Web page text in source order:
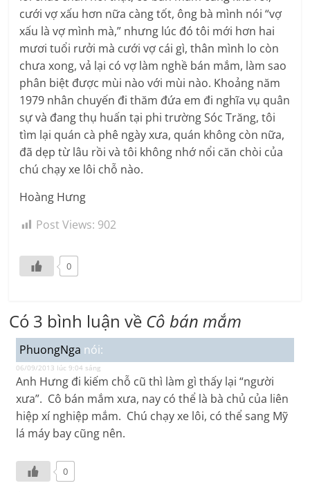
cưới vợ xấu hơn nữa càng tốt, ông bà mình nói “vợ
xấu là vợ mình mà,” nhưng lúc đó tôi mới hơn hai
mươi tuổi rưởi mà cưới vợ cái gì, thân mình lo còn
chưa xong, vả lại có vợ làm nghề bán mắm, làm sao
phân biệt được mùi nào với mùi nào. Khoảng năm
1979 nhân chuyến đi thăm đứa em đi nghĩa vụ quân
sự và đang thụ huấn tại phi trường Sóc Trăng, tôi
tìm lại quán cà phê ngày xưa, quán không còn nữa,
đã dẹp từ lâu rồi và tôi không nhớ nổi căn chòi của
chú chạy xe lôi chỗ nào.
Hoàng Hưng
Post Views: 902
0
Có 3 bình luận về Cô bán mắm
PhuongNga nói:
06/09/2013 lúc 9:04 sáng
Anh Hưng đi kiếm chỗ cũ thì làm gì thấy lại “người
xưa”. Cô bán mắm xưa, nay có thể là bà chủ của liên
hiệp xí nghiệp mắm. Chú chạy xe lôi, có thể sang Mỹ
lá máy bay cũng nên.
0